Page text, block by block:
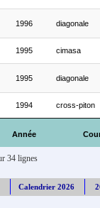
Année
1996 diagonale
1995 cimasa
1995 diagonale
1994 cross-piton
34 lignes
Calendrier 2026